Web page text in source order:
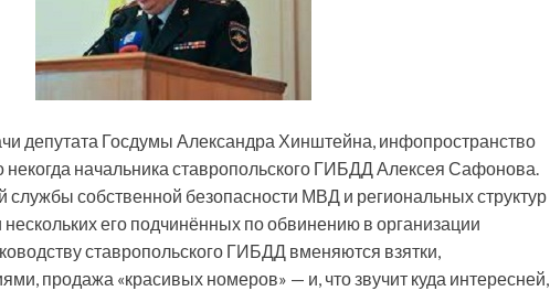
депутата Госдумы Александра Хинштейна, инфопространство
начальника ставропольского ГИБДД Алексея Сафонова.
собственной безопасности МВД и региональных структур
его подчинённых по обвинению в организации
ставропольского ГИБДД вменяются взятки,
продажа «красивых номеров» — и, что звучит куда интересней,